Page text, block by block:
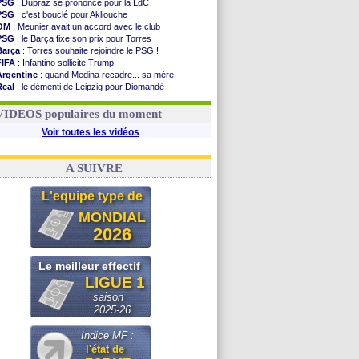
: Dupraz se prononce pour la LdC
: c'est bouclé pour Akliouche !
: Meunier avait un accord avec le club
: le Barça fixe son prix pour Torres
: Torres souhaite rejoindre le PSG !
: Infantino sollicite Trump
: quand Medina recadre... sa mère
: le démenti de Leipzig pour Diomandé
: le conseiller d'Infantino démissionne !
populaires du moment
Voir toutes les vidéos
A SUIVRE
L'equipe type de
MONDIAL
2026
Le meilleur effectif
LIGUE 1
saison
2025-26
Indice MF :
l'état de